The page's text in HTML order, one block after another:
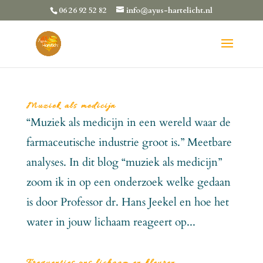
06 26 92 52 82 info@ayus-hartelicht.nl
Muziek als medicijn
“Muziek als medicijn in een wereld waar de
farmaceutische industrie groot is.” Meetbare
analyses. In dit blog “muziek als medicijn”
zoom ik in op een onderzoek welke gedaan
is door Professor dr. Hans Jeekel en hoe het
water in jouw lichaam reageert op...